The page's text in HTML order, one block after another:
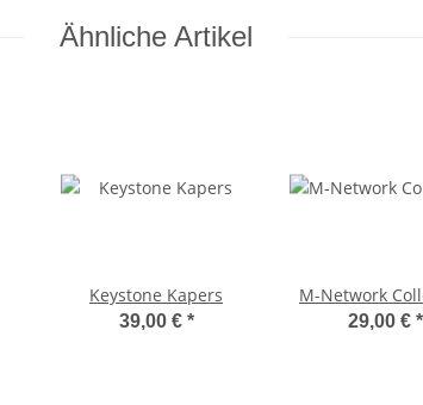
Ähnliche Artikel
Keystone Kapers
39,00 € *
M-Network
29,00 € *